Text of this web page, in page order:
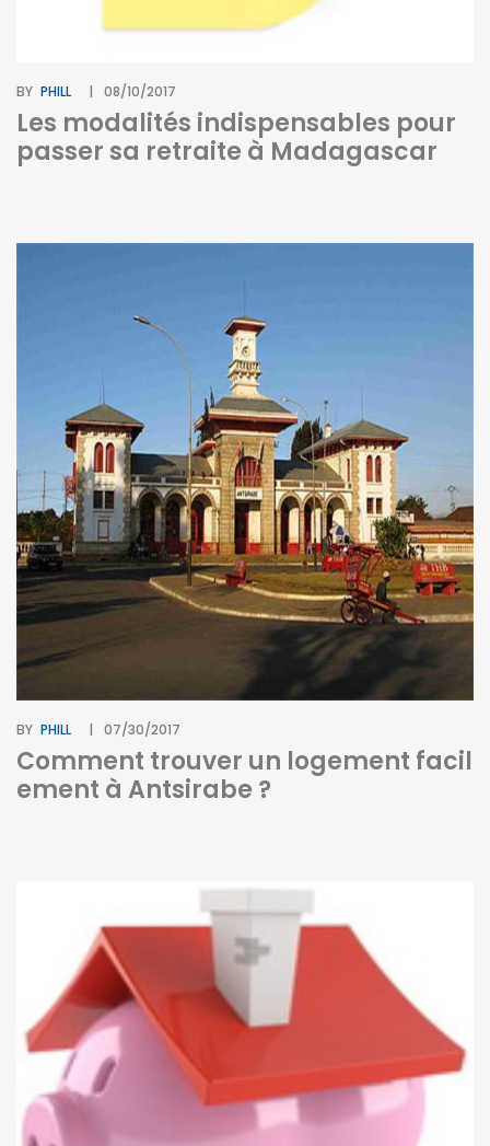
BY PHILL 08/10/2017
Les modalités indispensables pour
passer sa retraite à Madagascar
BY PHILL 07/30/2017
Comment trouver un logement facil
ement à Antsirabe ?